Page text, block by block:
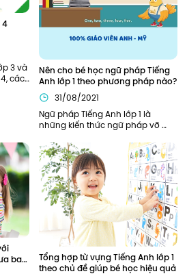
4
3 và
các
Nên cho bé học ngữ pháp Tiếng
Anh lớp 1 theo phương pháp nào?
31/08/2021
Ngữ pháp Tiếng Anh lớp 1 là
những kiến thức ngữ pháp vỡ
chinh phục Tiếng Anh của bé. Vì
là nền tảng đầu tiên nên phần
kiến thức này cần được củng cố
chắc chắn. Vậy nên áp dụng
phương pháp nào để trẻ có thể
nắm chắc ngữ pháp Tiếng Anh
ngay từ khi học lớp 1?
bao
Tổng hợp từ vựng Tiếng Anh lớp 1
theo chủ đề giúp bé học hiệu quả